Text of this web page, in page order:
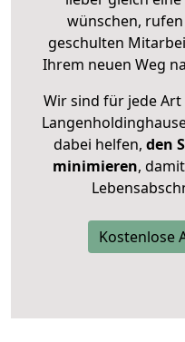
wünschen,
geschulten
Ihrem neuen Weg
Wir sind für jede Art
dabei helfen, den
minimieren,
Kostenlose